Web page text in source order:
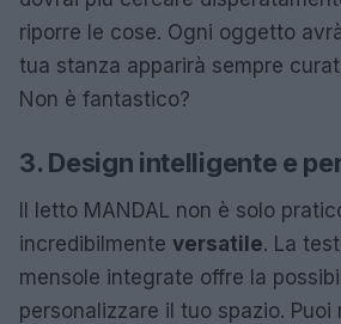
riporre le cose. Ogni oggetto
tua stanza apparirà sempre
Non è fantastico?
3. Design intelligente e
Il letto MANDAL non è solo
incredibilmente versatile. La
mensole integrate offre la
personalizzare il tuo spazio. Puoi